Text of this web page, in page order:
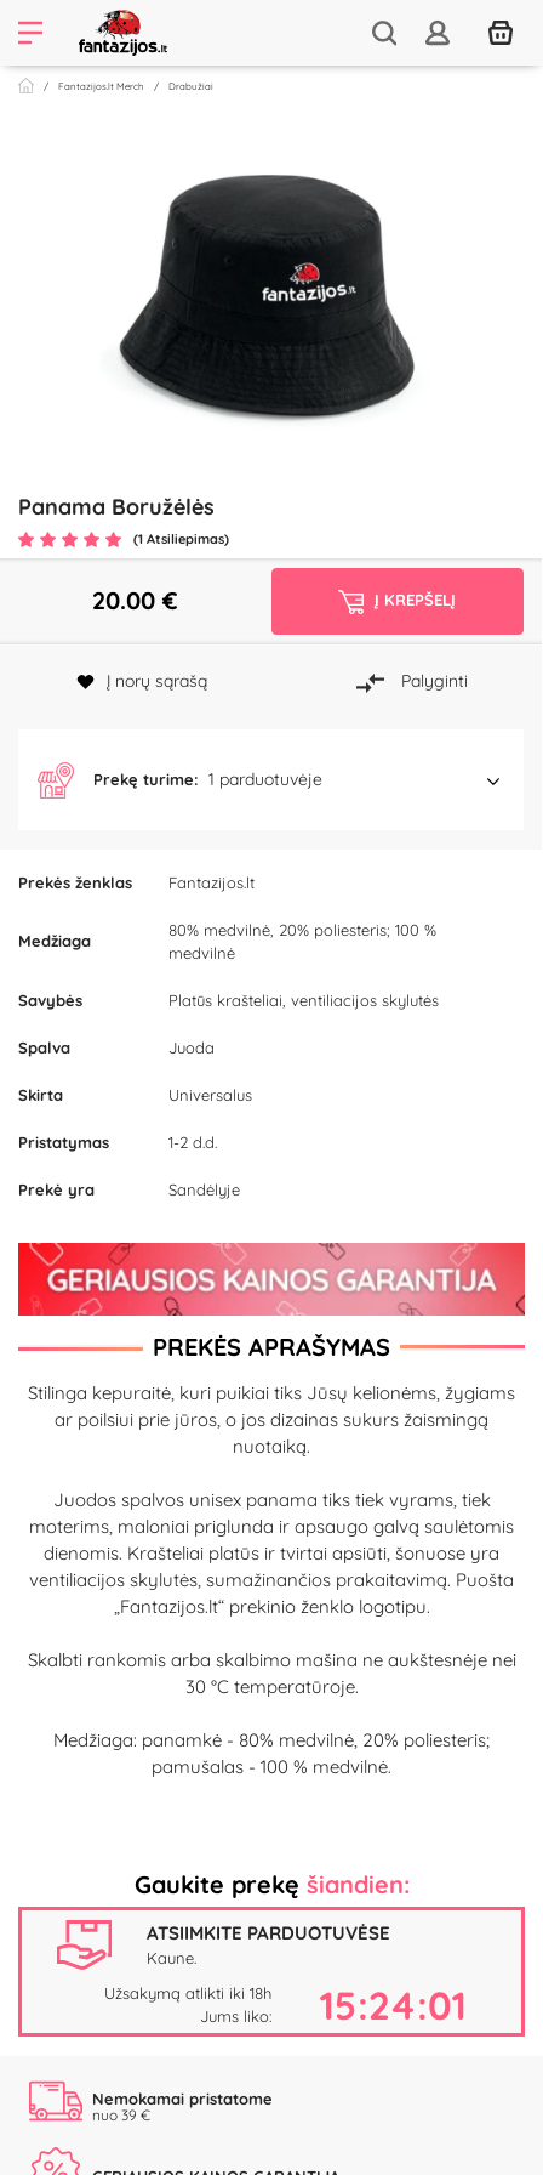
Fantazijos.lt Merch Drabužiai
Panama Boružėlės
(1 Atsiliepimas)
Prekės ženklas Fantazijos.lt
Medžiaga
80% medvilnė, 20% poliesteris; 100 %
medvilnė
Savybės Platūs krašteliai, ventiliacijos skylutės
Spalva Juoda
Skirta Universalus
Pristatymas 1-2 d.d.
Prekė yra Sandėlyje
20.00 € Į KREPŠELĮ
Į norų sąrašą Palyginti
Prekę turime: 1 parduotuvėje
PREKĖS APRAŠYMAS
Stilinga kepuraitė, kuri puikiai tiks Jūsų kelionėms, žygiams
ar poilsiui prie jūros, o jos dizainas sukurs žaismingą
nuotaiką.
Juodos spalvos unisex panama tiks tiek vyrams, tiek
moterims, maloniai priglunda ir apsaugo galvą saulėtomis
dienomis. Krašteliai platūs ir tvirtai apsiūti, šonuose yra
ventiliacijos skylutės, sumažinančios prakaitavimą. Puošta
„Fantazijos.lt“ prekinio ženklo logotipu.
Skalbti rankomis arba skalbimo mašina ne aukštesnėje nei
30 °C temperatūroje.
Medžiaga: panamkė - 80% medvilnė, 20% poliesteris;
pamušalas - 100 % medvilnė.
Gaukite prekę šiandien:
ATSIIMKITE PARDUOTUVĖSE
Kaune.
Užsakymą atlikti iki 18h
Jums liko:
15:24:01
Nemokamai pristatome
nuo 39 €